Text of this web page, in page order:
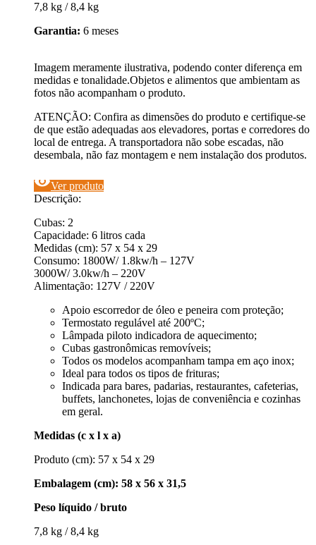
7,8 kg / 8,4 kg
Garantia: 6 meses
Imagem meramente ilustrativa, podendo conter diferença em
medidas e tonalidade.Objetos e alimentos que ambientam as
fotos não acompanham o produto.
ATENÇÃO: Confira as dimensões do produto e certifique-se
de que estão adequadas aos elevadores, portas e corredores do
local de entrega. A transportadora não sobe escadas, não
desembala, não faz montagem e nem instalação dos produtos.
visibilityVer produto
Descrição:
Cubas: 2
Capacidade: 6 litros cada
Medidas (cm): 57 x 54 x 29
Consumo: 1800W/ 1.8kw/h – 127V
3000W/ 3.0kw/h – 220V
Alimentação: 127V / 220V
Apoio escorredor de óleo e peneira com proteção;
Termostato regulável até 200ºC;
Lâmpada piloto indicadora de aquecimento;
Cubas gastronômicas removíveis;
Todos os modelos acompanham tampa em aço inox;
Ideal para todos os tipos de frituras;
Indicada para bares, padarias, restaurantes, cafeterias,
buffets, lanchonetes, lojas de conveniência e cozinhas
em geral.
Medidas (c x l x a)
Produto (cm): 57 x 54 x 29
Embalagem (cm): 58 x 56 x 31,5
Peso líquido / bruto
7,8 kg / 8,4 kg